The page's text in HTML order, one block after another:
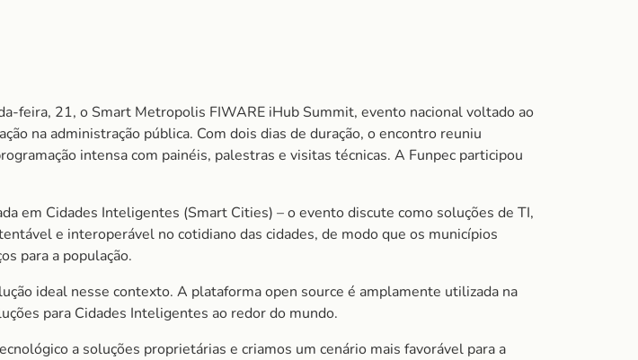
feira, 21, o Smart Metropolis FIWARE iHub Summit, evento nacional voltado ao
na administração pública. Com dois dias de duração, o encontro reuniu
intensa com painéis, palestras e visitas técnicas. A Funpec participou
em Cidades Inteligentes (Smart Cities) – o evento discute como soluções de TI,
e interoperável no cotidiano das cidades, de modo que os municípios
para a população.
ideal nesse contexto. A plataformaopen source é amplamente utilizada na
para Cidades Inteligentes ao redor do mundo.
a soluções proprietárias e criamos um cenário mais favorável para a